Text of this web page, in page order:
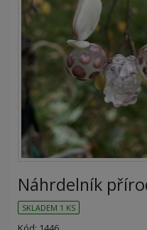
Náhrdelník
SKLADEM 1 KS